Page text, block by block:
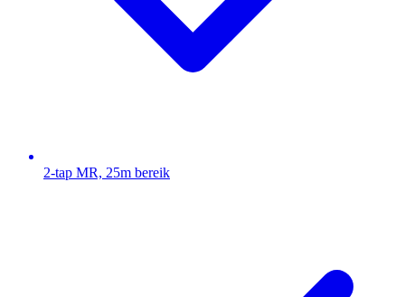
2-tap MR, 25m bereik